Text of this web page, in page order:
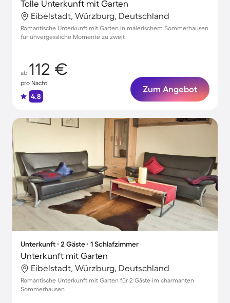
Tolle Unterkunft mit Garten
Eibelstadt, Würzburg, Deutschland
Romantische Unterkunft mit Garten in malerischem Sommerhausen
für unvergessliche Momente zu zweit
ab 112 €
pro Nacht
4.8
Zum Angebot
Unterkunft ∙ 2 Gäste ∙ 1 Schlafzimmer
Unterkunft mit Garten
Eibelstadt, Würzburg, Deutschland
Romantische Unterkunft mit Garten für 2 Gäste im charmanten
Sommerhausen